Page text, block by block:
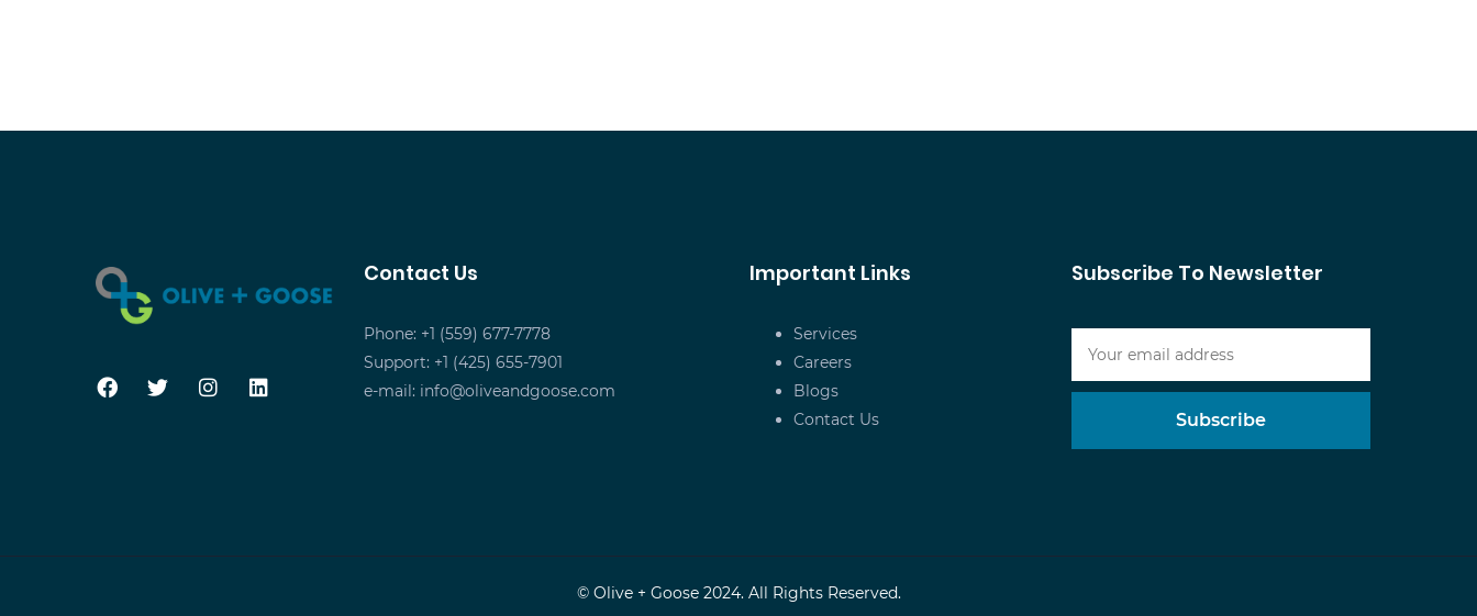
Contact Us
Phone: +1 (559) 677-7778
Support: +1 (425) 655-7901
e-mail: info@oliveandgoose.com
Important Links
Services
Careers
Blogs
Contact Us
Subscribe To Newsletter
© Olive + Goose 2024. All Rights Reserved.